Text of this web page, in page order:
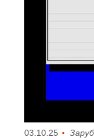
03.10.25